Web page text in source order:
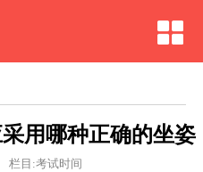
用哪种正确的坐姿
栏目:考试时间